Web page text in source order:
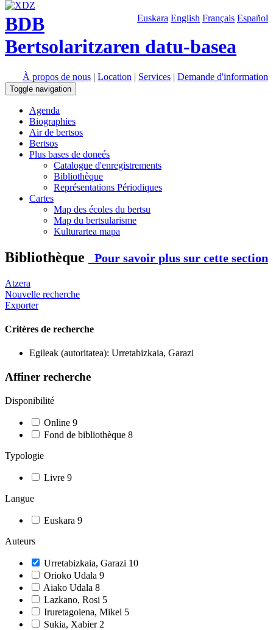
Euskara English Français Español
BDB
Bertsolaritzaren datu-basea
À propos de nous | Location | Services | Demande d'information
Toggle navigation
Agenda
Biographies
Air de bertsos
Bertsos
Plus bases de doneés
Catalogue d'enregistrements
Bibliothèque
Représentations Périodiques
Cartes
Map des écoles du bertsu
Map du bertsularisme
Kulturartea mapa
Bibliothèque Pour savoir plus sur cette section
Atzera
Nouvelle recherche
Exporter
Critères de recherche
Egileak (autoritatea): Urretabizkaia, Garazi
Affiner recherche
Disponibilité
Online 9
Fond de bibliothèque 8
Typologie
Livre 9
Langue
Euskara 9
Auteurs
Urretabizkaia, Garazi 10
Orioko Udala 9
Aiako Udala 8
Lazkano, Rosi 5
Iruretagoiena, Mikel 5
Sukia, Xabier 2